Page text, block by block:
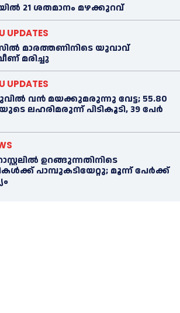
21 ശതമാനം മഴക്കുറവ്
UPDATES
മാരത്തണിനിടെ യുവാവ്
മരിച്ചു
UPDATES
വന്‍ മയക്കുമരുന്നു വേട്ട; 55.80
ലഹരിമരുന്ന് പിടികൂടി, 39 പേർ
ഉറങ്ങുന്നതിനിടെ
പാമ്പുകടിയേറ്റു; മൂന്ന് പേര്‍ക്ക്